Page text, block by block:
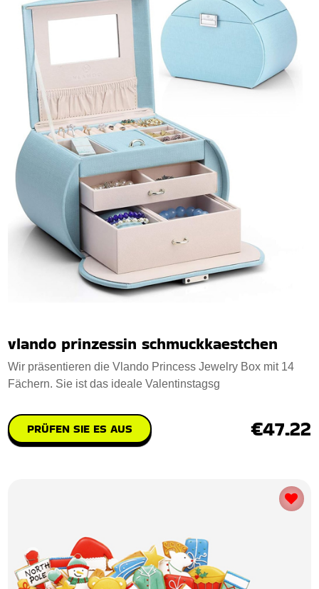
vlando prinzessin schmuckkaestchen
Wir präsentieren die Vlando Princess Jewelry Box mit 14
Fächern. Sie ist das ideale Valentinstagsg
PRÜFEN SIE ES AUS €47.22